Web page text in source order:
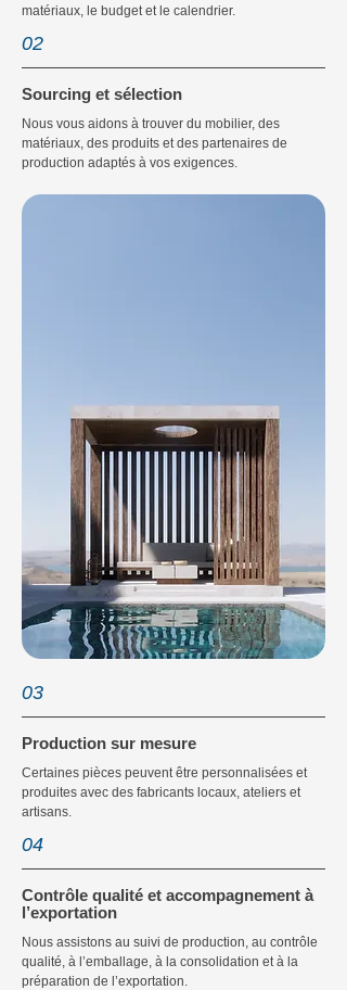
matériaux, le budget et le calendrier.
02
Sourcing et sélection
Nous vous aidons à trouver du mobilier, des
matériaux, des produits et des partenaires de
production adaptés à vos exigences.
03
Production sur mesure
Certaines pièces peuvent être personnalisées et
produites avec des fabricants locaux, ateliers et
artisans.
04
Contrôle qualité et accompagnement à
l’exportation
Nous assistons au suivi de production, au contrôle
qualité, à l’emballage, à la consolidation et à la
préparation de l’exportation.